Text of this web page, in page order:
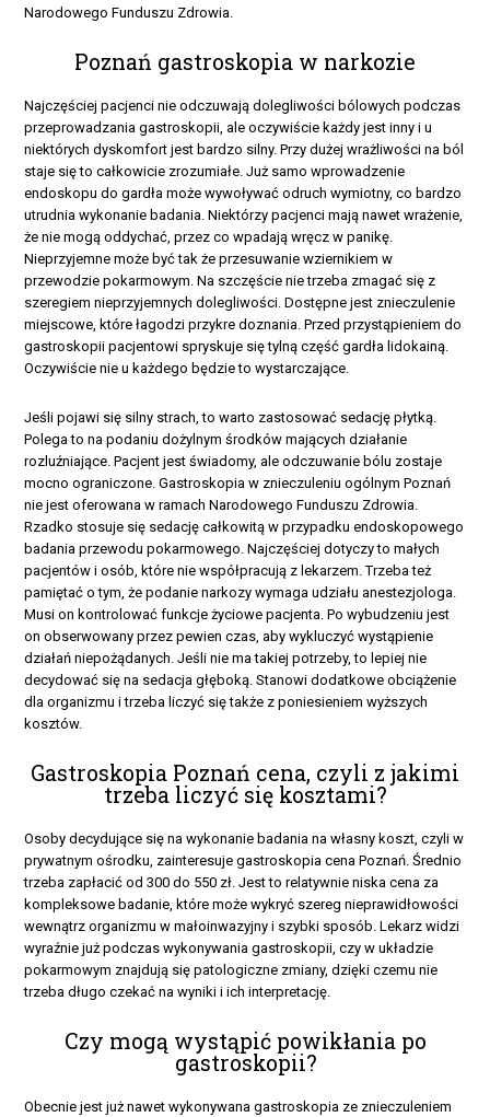
Narodowego Funduszu Zdrowia.
Poznań gastroskopia w narkozie
Najczęściej pacjenci nie odczuwają dolegliwości bólowych podczas
przeprowadzania gastroskopii, ale oczywiście każdy jest inny i u
niektórych dyskomfort jest bardzo silny. Przy dużej wrażliwości na ból
staje się to całkowicie zrozumiałe. Już samo wprowadzenie
endoskopu do gardła może wywoływać odruch wymiotny, co bardzo
utrudnia wykonanie badania. Niektórzy pacjenci mają nawet wrażenie,
że nie mogą oddychać, przez co wpadają wręcz w panikę.
Nieprzyjemne może być tak że przesuwanie wziernikiem w
przewodzie pokarmowym. Na szczęście nie trzeba zmagać się z
szeregiem nieprzyjemnych dolegliwości. Dostępne jest znieczulenie
miejscowe, które łagodzi przykre doznania. Przed przystąpieniem do
gastroskopii pacjentowi spryskuje się tylną część gardła lidokainą.
Oczywiście nie u każdego będzie to wystarczające.
Jeśli pojawi się silny strach, to warto zastosować sedację płytką.
Polega to na podaniu dożylnym środków mających działanie
rozluźniające. Pacjent jest świadomy, ale odczuwanie bólu zostaje
mocno ograniczone. Gastroskopia w znieczuleniu ogólnym Poznań
nie jest oferowana w ramach Narodowego Funduszu Zdrowia.
Rzadko stosuje się sedację całkowitą w przypadku endoskopowego
badania przewodu pokarmowego. Najczęściej dotyczy to małych
pacjentów i osób, które nie współpracują z lekarzem. Trzeba też
pamiętać o tym, że podanie narkozy wymaga udziału anestezjologa.
Musi on kontrolować funkcje życiowe pacjenta. Po wybudzeniu jest
on obserwowany przez pewien czas, aby wykluczyć wystąpienie
działań niepożądanych. Jeśli nie ma takiej potrzeby, to lepiej nie
decydować się na sedacja głęboką. Stanowi dodatkowe obciążenie
dla organizmu i trzeba liczyć się także z poniesieniem wyższych
kosztów.
Gastroskopia Poznań cena, czyli z jakimi
trzeba liczyć się kosztami?
Osoby decydujące się na wykonanie badania na własny koszt, czyli w
prywatnym ośrodku, zainteresuje gastroskopia cena Poznań. Średnio
trzeba zapłacić od 300 do 550 zł. Jest to relatywnie niska cena za
kompleksowe badanie, które może wykryć szereg nieprawidłowości
wewnątrz organizmu w małoinwazyjny i szybki sposób. Lekarz widzi
wyraźnie już podczas wykonywania gastroskopii, czy w układzie
pokarmowym znajdują się patologiczne zmiany, dzięki czemu nie
trzeba długo czekać na wyniki i ich interpretację.
Czy mogą wystąpić powikłania po
gastroskopii?
Obecnie jest już nawet wykonywana gastroskopia ze znieczuleniem